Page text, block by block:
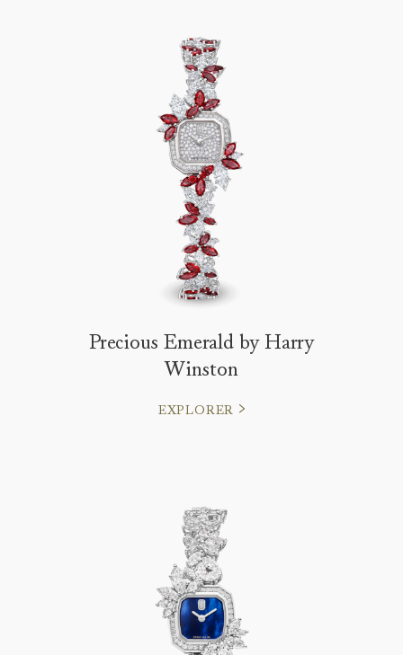
Precious Emerald by Harry
Winston
EXPLORER